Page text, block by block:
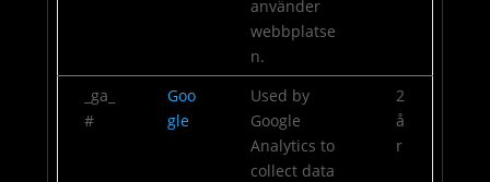
använder
webbplatse
n.
_ga_
#
Goo
gle
Used by
Google
Analytics to
collect data
2
å
r